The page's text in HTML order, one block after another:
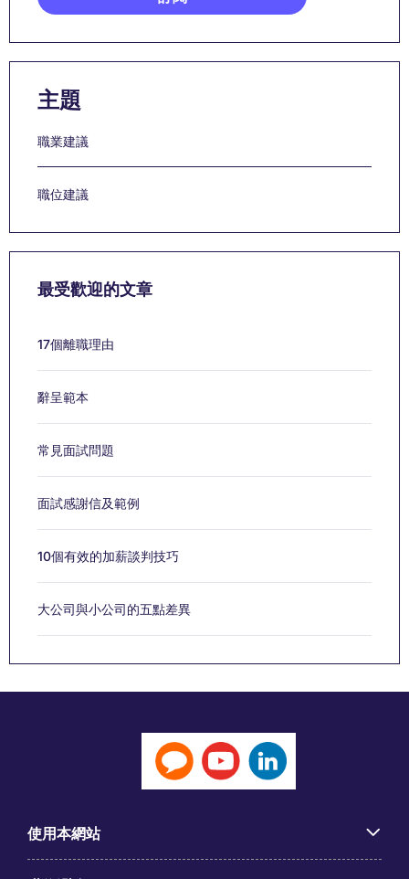
主題
職業建議
職位建議
最受歡迎的文章
17個離職理由
辭呈範本
常見面試問題
面試感謝信及範例
10個有效的加薪談判技巧
大公司與小公司的五點差異
使用本網站